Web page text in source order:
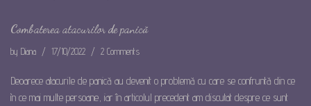
Combaterea atacurilor de panică
by Diana 17/10/2022 2 Comments
Deoarece atacurile de panică au devenit o problemă cu care se confruntă din ce
în ce mai multe persoane, iar în articolul precedent am discutat despre ce sunt